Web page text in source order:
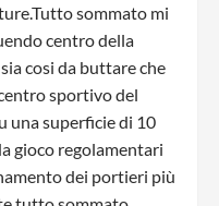
sommato mi
centro della
cosi da buttare che
sportivo del
una superficie di 10
gioco regolamentari
dei portieri più